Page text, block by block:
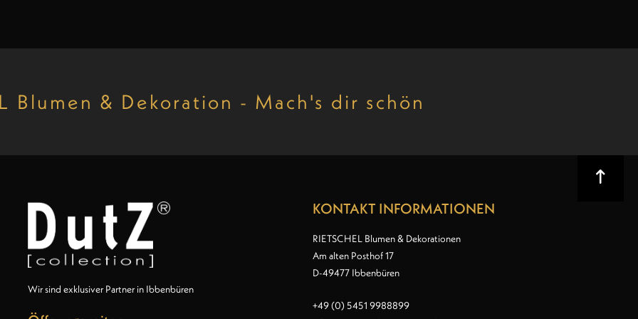
Blumen & Dekoration - Mach's dir schön
Wir sind exklusiver Partner in Ibbenbüren
KONTAKT INFORMATIONEN
RIETSCHEL Blumen & Dekorationen
Am alten Posthof 17
D-49477 Ibbenbüren
+49 (0) 5451 9988899